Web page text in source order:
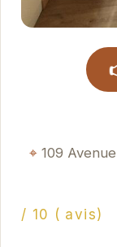
109
/ 10 ( avis)